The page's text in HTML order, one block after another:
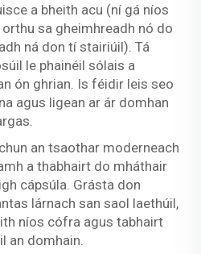
a bheith acu (ní gá níos
sa gheimhreadh nó do
ná don tí stairiúil). Tá
le phainéil sólais a
ón ghrian. Is féidir leis seo
agus ligean ar ár domhan
an tsaothar moderneach
a thabhairt do mháthair
cápsúla. Grásta don
lárnach san saol laethúil,
níos cófra agus tabhairt
an domhain.